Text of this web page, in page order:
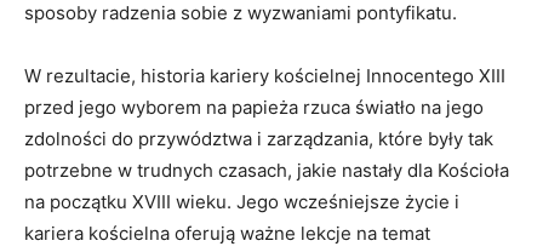
sposoby radzenia sobie z wyzwaniami pontyfikatu.
W rezultacie, historia kariery kościelnej Innocentego XIII
przed jego wyborem na papieża rzuca światło na jego
zdolności do przywództwa i zarządzania, które były tak
potrzebne w trudnych czasach, jakie nastały dla Kościoła
na początku XVIII wieku. Jego wcześniejsze życie i
kariera kościelna oferują ważne lekcje na temat